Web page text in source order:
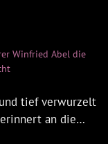
Winfried Abel die
tief verwurzelt
an die…